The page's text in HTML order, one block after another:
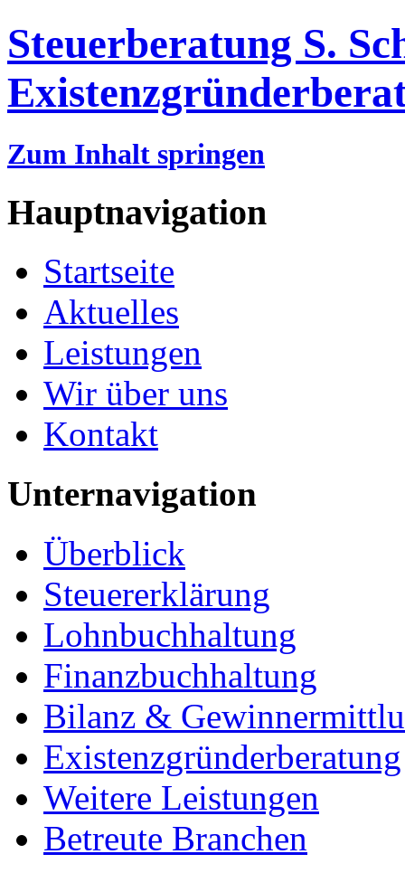
Steuerberatung S.
Zum Inhalt springen
Hauptnavigation
Startseite
Aktuelles
Leistungen
Wir über uns
Kontakt
Unternavigation
Überblick
Steuererklärung
Lohnbuchhaltung
Finanzbuchhaltung
Bilanz &
Existenzgründerberatung
Weitere Leistungen
Betreute Branchen